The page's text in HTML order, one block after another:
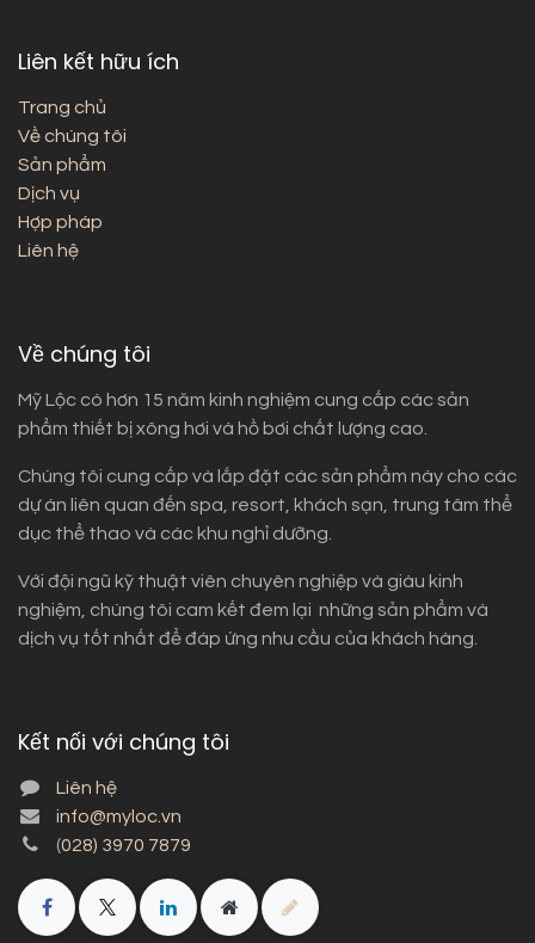
Liên kết hữu ích
Trang chủ
Về chúng tôi
Sản phẩm
Dịch vụ
Hợp pháp
Liên hệ
Về chúng tôi
Mỹ Lộc có hơn 15 năm kinh nghiệm cung cấp các sản
phẩm thiết bị xông hơi và hồ bơi chất lượng cao.
Chúng tôi cung cấp và lắp đặt các sản phẩm này cho các
dự án liên quan đến spa, resort, khách sạn, trung tâm thể
dục thể thao và các khu nghỉ dưỡng.
Với đội ngũ kỹ thuật viên chuyên nghiệp và giàu kinh
nghiệm, chúng tôi cam kết đem lại những sản phẩm và
dịch vụ tốt nhất để đáp ứng nhu cầu của khách hàng.
Kết nối với chúng tôi
Liên hệ
info@myloc.vn
(028) 3970 7879